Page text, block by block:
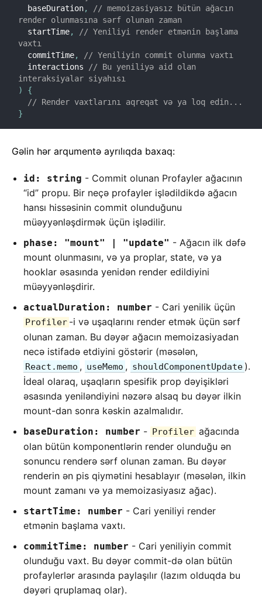
  baseDuration
,
// memoizasiyasız bütün ağacın
render olunmasına sərf olunan zaman
  startTime
,
// Yeniliyi render etmənin başlama
vaxtı
  commitTime
,
// Yeniliyin commit olunma vaxtı
  interactions
// Bu yeniliyə aid olan
interaksiyalar siyahısı
)
{
// Render vaxtlarını aqreqat və ya loq edin...
}
Gəlin hər arqumentə ayrılıqda baxaq:
id: string - Commit olunan Profayler ağacının
“id” propu. Bir neçə profayler işlədildikdə ağacın
hansı hissəsinin commit olunduğunu
müəyyənləşdirmək üçün işlədilir.
phase: "mount" | "update" - Ağacın ilk dəfə
mount olunmasını, və ya proplar, state, və ya
hooklar əsasında yenidən render edildiyini
müəyyənləşdirir.
actualDuration: number - Cari yenilik üçün
Profiler -i və uşaqlarını render etmək üçün sərf
olunan zaman. Bu dəyər ağacın memoizasiyadan
necə istifadə etdiyini göstərir (məsələn,
React.memo , useMemo , shouldComponentUpdate ).
İdeal olaraq, uşaqların spesifik prop dəyişikləri
əsasında yeniləndiyini nəzərə alsaq bu dəyər ilkin
mount-dan sonra kəskin azalmalıdır.
baseDuration: number - Profiler ağacında
olan bütün komponentlərin render olunduğu ən
sonuncu renderə sərf olunan zaman. Bu dəyər
renderin ən pis qiymətini hesablayır (məsələn, ilkin
mount zamanı və ya memoizasiyasız ağac).
startTime: number - Cari yeniliyi render
etmənin başlama vaxtı.
commitTime: number - Cari yeniliyin commit
olunduğu vaxt. Bu dəyər commit-də olan bütün
profaylerlər arasında paylaşılır (lazım olduqda bu
dəyəri qruplamaq olar).